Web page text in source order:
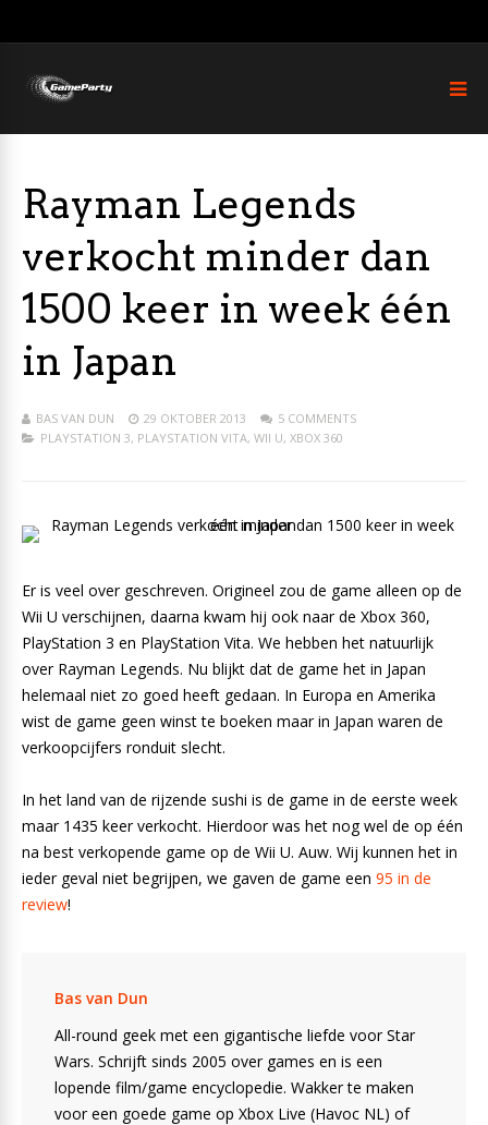
Rayman Legends
verkocht minder dan
1500 keer in week één
in Japan
BAS VAN DUN 29 OKTOBER 2013
5 COMMENTS
PLAYSTATION 3, PLAYSTATION VITA, WII U, XBOX 360
Er is veel over geschreven. Origineel zou de game alleen op de
Wii U verschijnen, daarna kwam hij ook naar de Xbox 360,
PlayStation 3 en PlayStation Vita. We hebben het natuurlijk
over Rayman Legends. Nu blijkt dat de game het in Japan
helemaal niet zo goed heeft gedaan. In Europa en Amerika
wist de game geen winst te boeken maar in Japan waren de
verkoopcijfers ronduit slecht.
In het land van de rijzende sushi is de game in de eerste week
maar 1435 keer verkocht. Hierdoor was het nog wel de op één
na best verkopende game op de Wii U. Auw. Wij kunnen het in
ieder geval niet begrijpen, we gaven de game een 95 in de
review!
Bas van Dun
All-round geek met een gigantische liefde voor Star
Wars. Schrijft sinds 2005 over games en is een
lopende film/game encyclopedie. Wakker te maken
voor een goede game op Xbox Live (Havoc NL) of